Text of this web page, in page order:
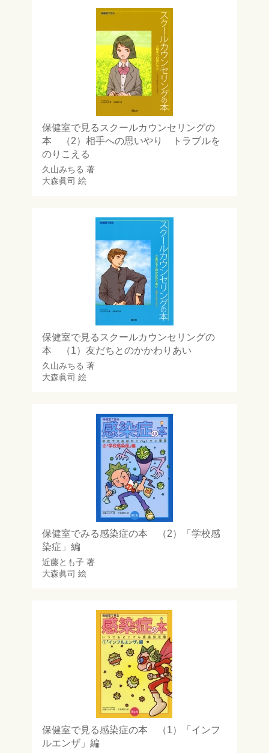
保健室で見るスクールカウンセリングの
本 （2）相手への思いやり トラブルを
のりこえる
久山みちる 著
大森眞司 絵
保健室で見るスクールカウンセリングの
本 （1）友だちとのかかわりあい
久山みちる 著
大森眞司 絵
保健室でみる感染症の本 （2）「学校感
染症」編
近藤とも子著
大森眞司 絵
保健室で見る感染症の本 （1）「インフ
ルエンザ」編